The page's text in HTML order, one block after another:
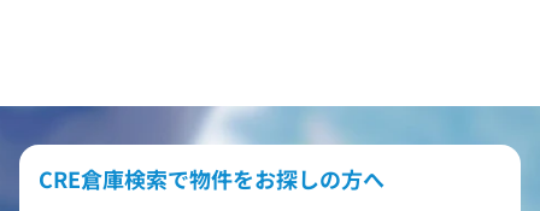
CRE倉庫検索で物件をお探しの方へ